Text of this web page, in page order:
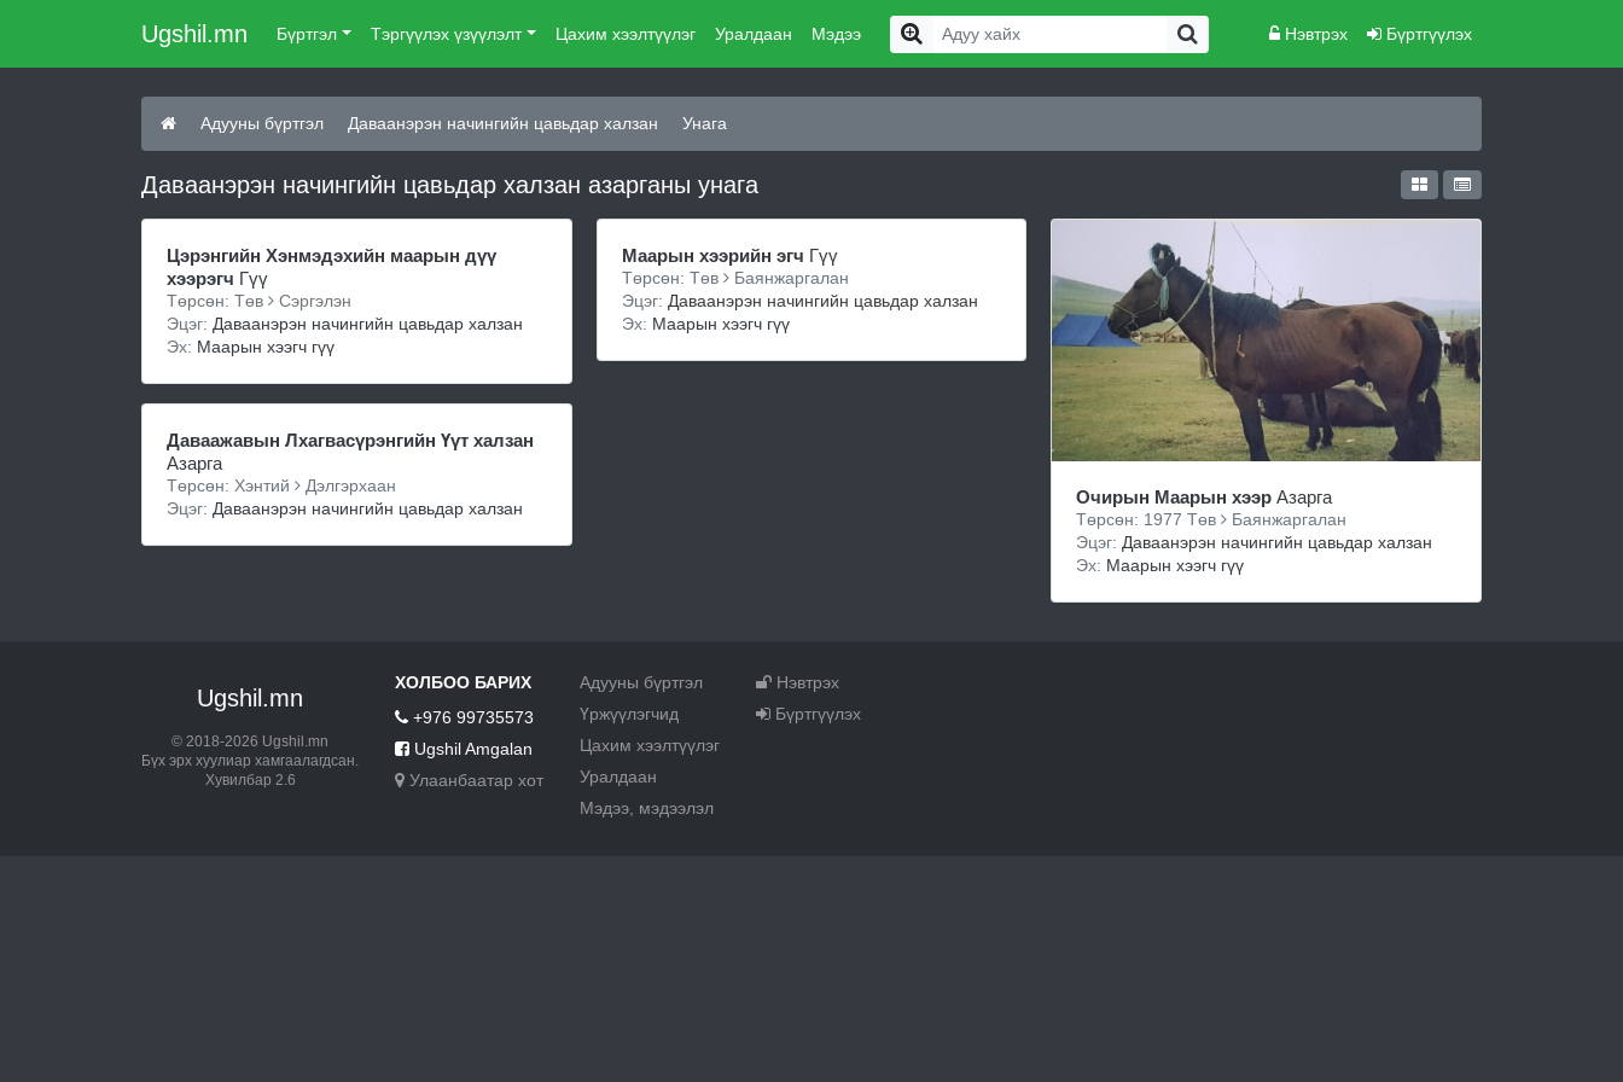
Ugshil.mn Бүртгэл Тэргүүлэх үзүүлэлт Цахим хээлтүүлэг Уралдаан Мэдээ Нэвтрэх Бүртгүүлэх
Адууны бүртгэл Даваанэрэн начингийн цавьдар халзан Унага
Даваанэрэн начингийн цавьдар халзан азарганы унага
Цэрэнгийн Хэнмэдэхийн маарын дүү
хээрэгч Гүү
Төрсөн: Төв
Сэргэлэн
Эцэг: Даваанэрэн начингийн цавьдар халзан
Эх: Маарын хээгч гүү
Даваажавын Лхагвасүрэнгийн Үүт халзан
Азарга
Төрсөн: Хэнтий
Дэлгэрхаан
Эцэг: Даваанэрэн начингийн цавьдар халзан
Маарын хээрийн эгч Гүү
Төрсөн: Төв Баянжаргалан
Эцэг: Даваанэрэн начингийн цавьдар халзан
Эх: Маарын хээгч гүү
Очирын Маарын хээр Азарга
Төрсөн: 1977 Төв
Баянжаргалан
Эцэг: Даваанэрэн начингийн цавьдар халзан
Эх: Маарын хээгч гүү
Ugshil.mn
© 2018-2026 Ugshil.mn
Бүх эрх хуулиар хамгаалагдсан.
Хувилбар 2.6
ХОЛБОО БАРИХ
+976 99735573
Ugshil Amgalan
Улаанбаатар хот
Адууны бүртгэл
Үржүүлэгчид
Цахим хээлтүүлэг
Уралдаан
Мэдээ, мэдээлэл
Нэвтрэх
Бүртгүүлэх